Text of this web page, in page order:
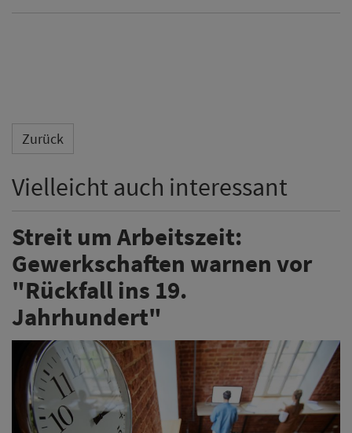
Zurück
Vielleicht auch interessant
Streit um Arbeitszeit:
Gewerkschaften warnen vor
"Rückfall ins 19.
Jahrhundert"